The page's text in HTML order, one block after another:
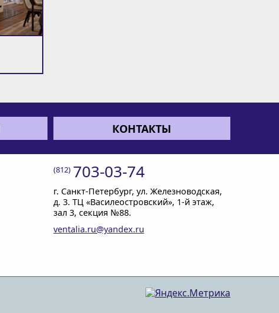
КОНТАКТЫ
(812) 703-03-74
г. Санкт-Петербург, ул. Железноводская,
д. 3 ТЦ «Василеостровский», 1-й этаж,
зал 3, секция №88
ventalia.ru@yandex.ru